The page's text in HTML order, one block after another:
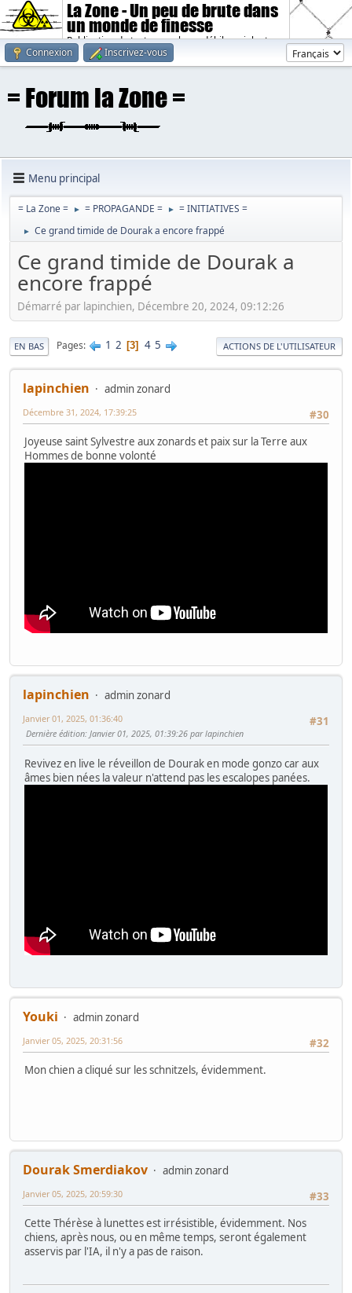
La Zone - Un peu de brute dans
un monde de finesse
Publication de textes sombres, débiles, violents.
Connexion
Inscrivez-vous
Menu principal
= La Zone = ► = PROPAGANDE = ► = INITIATIVES =
► Ce grand timide de Dourak a encore frappé
Ce grand timide de Dourak a
encore frappé
Démarré par lapinchien, Décembre 20, 2024, 09:12:26
EN BAS Pages 1 2 3 4 5 ACTIONS DE L'UTILISATEUR
lapinchien
admin zonard
#30
Décembre 31, 2024, 17:39:25
Joyeuse saint Sylvestre aux zonards et paix sur la Terre aux
Hommes de bonne volonté
lapinchien
admin zonard
#31
Janvier 01, 2025, 01:36:40
Dernière édition: Janvier 01, 2025, 01:39:26 par lapinchien
Revivez en live le réveillon de Dourak en mode gonzo car aux
âmes bien nées la valeur n'attend pas les escalopes panées.
Youki
admin zonard
#32
Janvier 05, 2025, 20:31:56
Mon chien a cliqué sur les schnitzels, évidemment.
Dourak Smerdiakov
admin zonard
#33
Janvier 05, 2025, 20:59:30
Cette Thérèse à lunettes est irrésistible, évidemment. Nos
chiens, après nous, ou en même temps, seront également
asservis par l'IA, il n'y a pas de raison.